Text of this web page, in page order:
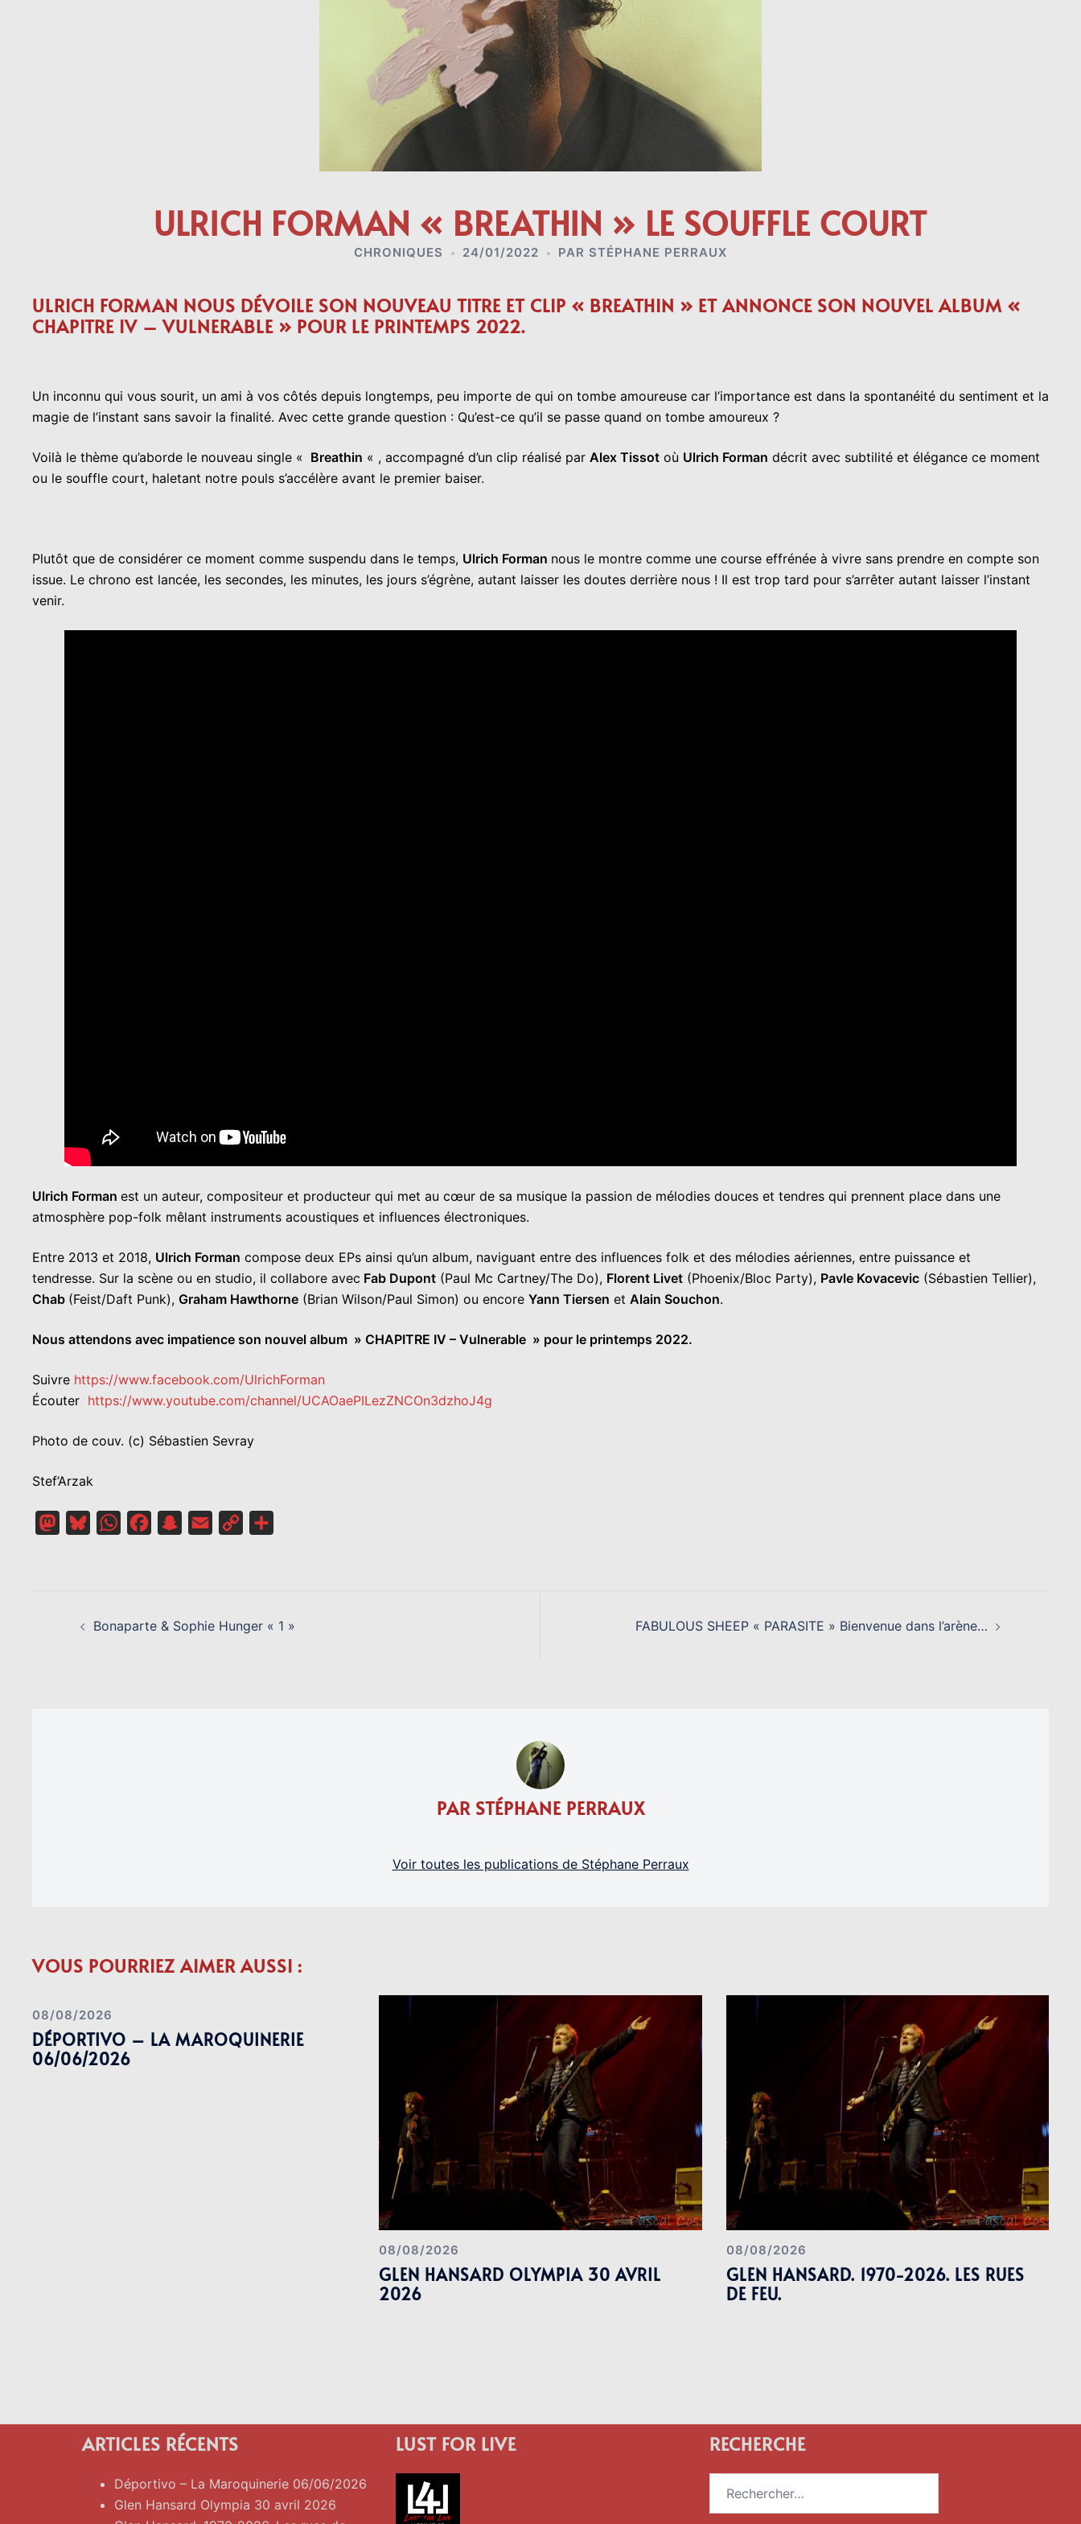
ULRICH FORMAN « BREATHIN » LE SOUFFLE COURT
CHRONIQUES 24/01/2022 PAR STÉPHANE PERRAUX
ULRICH FORMAN NOUS DÉVOILE SON NOUVEAU TITRE ET CLIP « BREATHIN » ET ANNONCE SON NOUVEL ALBUM «
CHAPITRE IV – VULNERABLE » POUR LE PRINTEMPS 2022.
Un inconnu qui vous sourit, un ami à vos côtés depuis longtemps, peu importe de qui on tombe amoureuse car l’importance est dans la spontanéité du sentiment et la
magie de l’instant sans savoir la finalité. Avec cette grande question : Qu’est-ce qu’il se passe quand on tombe amoureux ?
Voilà le thème qu’aborde le nouveau single « Breathin « , accompagné d’un clip réalisé par Alex Tissot où Ulrich Forman décrit avec subtilité et élégance ce moment
ou le souffle court, haletant notre pouls s’accélère avant le premier baiser.
Plutôt que de considérer ce moment comme suspendu dans le temps, Ulrich Forman nous le montre comme une course effrénée à vivre sans prendre en compte son
issue. Le chrono est lancée, les secondes, les minutes, les jours s’égrène, autant laisser les doutes derrière nous ! Il est trop tard pour s’arrêter autant laisser l’instant
venir.
Ulrich Forman est un auteur, compositeur et producteur qui met au cœur de sa musique la passion de mélodies douces et tendres qui prennent place dans une
atmosphère pop-folk mêlant instruments acoustiques et influences électroniques.
Entre 2013 et 2018, Ulrich Forman compose deux EPs ainsi qu’un album, naviguant entre des influences folk et des mélodies aériennes, entre puissance et
tendresse. Sur la scène ou en studio, il collabore avec Fab Dupont (Paul Mc Cartney/The Do), Florent Livet (Phoenix/Bloc Party), Pavle Kovacevic (Sébastien Tellier),
Chab (Feist/Daft Punk), Graham Hawthorne (Brian Wilson/Paul Simon) ou encore Yann Tiersen et Alain Souchon.
Nous attendons avec impatience son nouvel album » CHAPITRE IV – Vulnerable » pour le printemps 2022.
Suivre https://www.facebook.com/UlrichForman
Écouter https://www.youtube.com/channel/UCAOaePILezZNCOn3dzhoJ4g
Photo de couv. (c) Sébastien Sevray
Stef’Arzak
MastodonBlueskyWhatsAppFacebookSnapchat
Email
Copy
D’ARTICLEBonaparte & Sophie Hunger « 1 » FABULOUS SHEEP « PARASITE » Bienvenue dans l’arène…
PAR STÉPHANE PERRAUX
Voir toutes les publications de Stéphane Perraux
VOUS POURRIEZ AIMER AUSSI :
08/08/2026
DÉPORTIVO – LA MAROQUINERIE
06/06/2026
08/08/2026
GLEN HANSARD OLYMPIA 30 AVRIL
2026
08/08/2026
GLEN HANSARD. 1970-2026. LES RUES
DE FEU.
ARTICLES RÉCENTS
Déportivo – La Maroquinerie 06/06/2026
Glen Hansard Olympia 30 avril 2026
LUST FOR LIVE RECHERCHE